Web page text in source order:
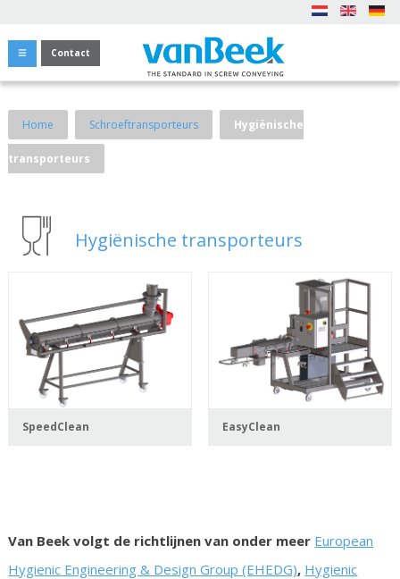
Contact
Home Schroeftransporteurs Hygiënische
transporteurs
Hygiënische transporteurs
SpeedClean EasyClean
Van Beek volgt de richtlijnen van onder meer European
Hygienic Engineering & Design Group (EHEDG), Hygienic